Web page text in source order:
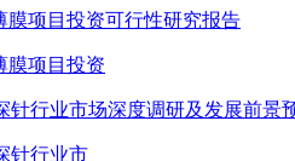
膜项目投资可行性研究报告
膜项目投资
针行业市场深度调研及发展前景
针行业市